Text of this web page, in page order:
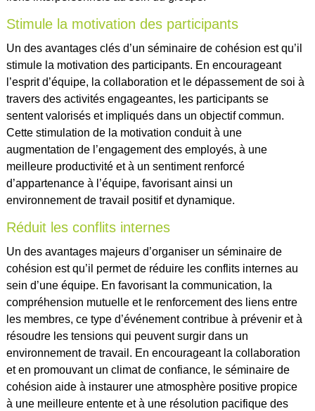
Stimule la motivation des participants
Un des avantages clés d’un séminaire de cohésion est qu’il
stimule la motivation des participants. En encourageant
l’esprit d’équipe, la collaboration et le dépassement de soi à
travers des activités engageantes, les participants se
sentent valorisés et impliqués dans un objectif commun.
Cette stimulation de la motivation conduit à une
augmentation de l’engagement des employés, à une
meilleure productivité et à un sentiment renforcé
d’appartenance à l’équipe, favorisant ainsi un
environnement de travail positif et dynamique.
Réduit les conflits internes
Un des avantages majeurs d’organiser un séminaire de
cohésion est qu’il permet de réduire les conflits internes au
sein d’une équipe. En favorisant la communication, la
compréhension mutuelle et le renforcement des liens entre
les membres, ce type d’événement contribue à prévenir et à
résoudre les tensions qui peuvent surgir dans un
environnement de travail. En encourageant la collaboration
et en promouvant un climat de confiance, le séminaire de
cohésion aide à instaurer une atmosphère positive propice
à une meilleure entente et à une résolution pacifique des